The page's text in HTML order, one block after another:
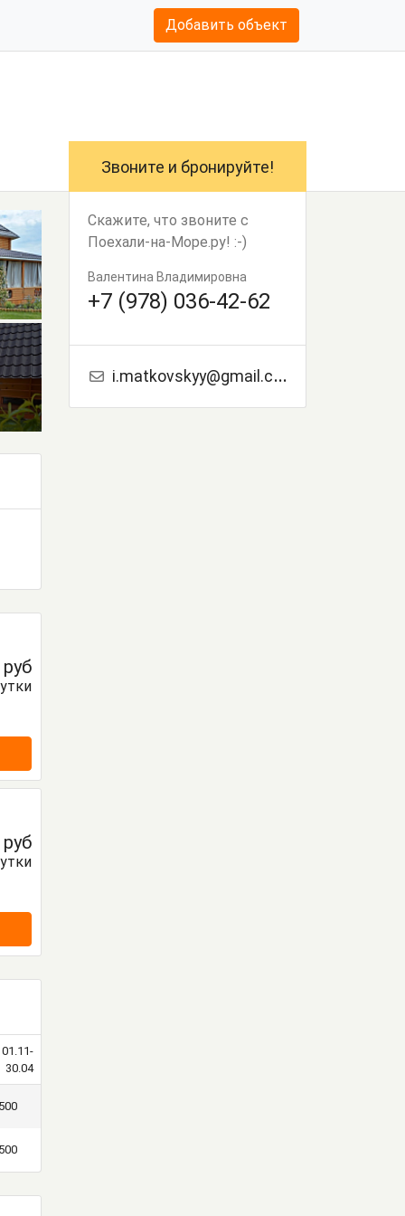
Добавить объект
руб
руб
01.11-
30.04
Звоните и бронируйте!
Скажите, что звоните с
Поехали-на-Море.ру! :-)
Валентина Владимировна
+7 (978) 036-42-62
i.matkovskyy@gmail.com